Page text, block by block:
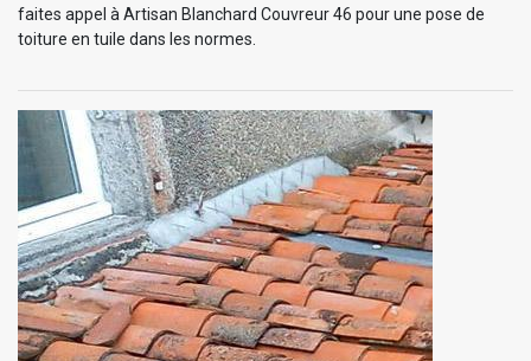
faites appel à Artisan Blanchard Couvreur 46 pour une pose de
toiture en tuile dans les normes.